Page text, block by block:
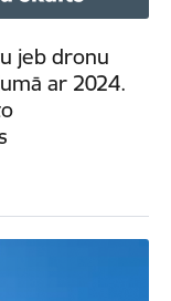
jeb dronu
ar 2024.